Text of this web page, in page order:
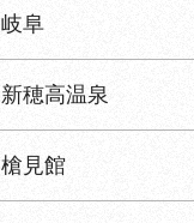
岐阜
新穂高温泉
槍見館